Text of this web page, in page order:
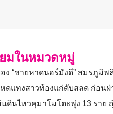
มในหมวดหมู่
อง “ชายหาดนอร์มังดี” สมรภูมิ
หดแทงสาวท้องแก่ดับสลด ก่อน
นดินไหวคุมาโมโตะพุ่ง 13 ราย